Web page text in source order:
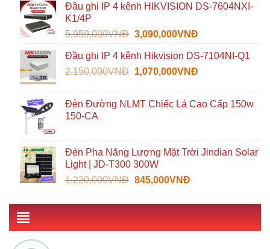
là:
tại
1,489,000VNĐ.
Đầu ghi IP 4 kênh HIKVISION DS-7604NXI-
K1/4P
5,959,000VNĐ Giá
là:
5,959,000VNĐ.
3,090,000VNĐGiá
tại
là:
Đầu ghi IP 4 kênh Hikvision DS-7104NI-Q1
2,150,000VNĐ Giá
2,150,000VNĐ.
1,070,000VNĐGiá
là:
Đèn Đường NLMT Chiếc Lá Cao Cấp 150w
150-CA
Đèn Pha Năng Lượng Mặt Trời Jindian Solar
Light | JD-T300 300W
1,220,000VNĐ Giá
là:
845,000VNĐGiá
tại
845,000VNĐ.